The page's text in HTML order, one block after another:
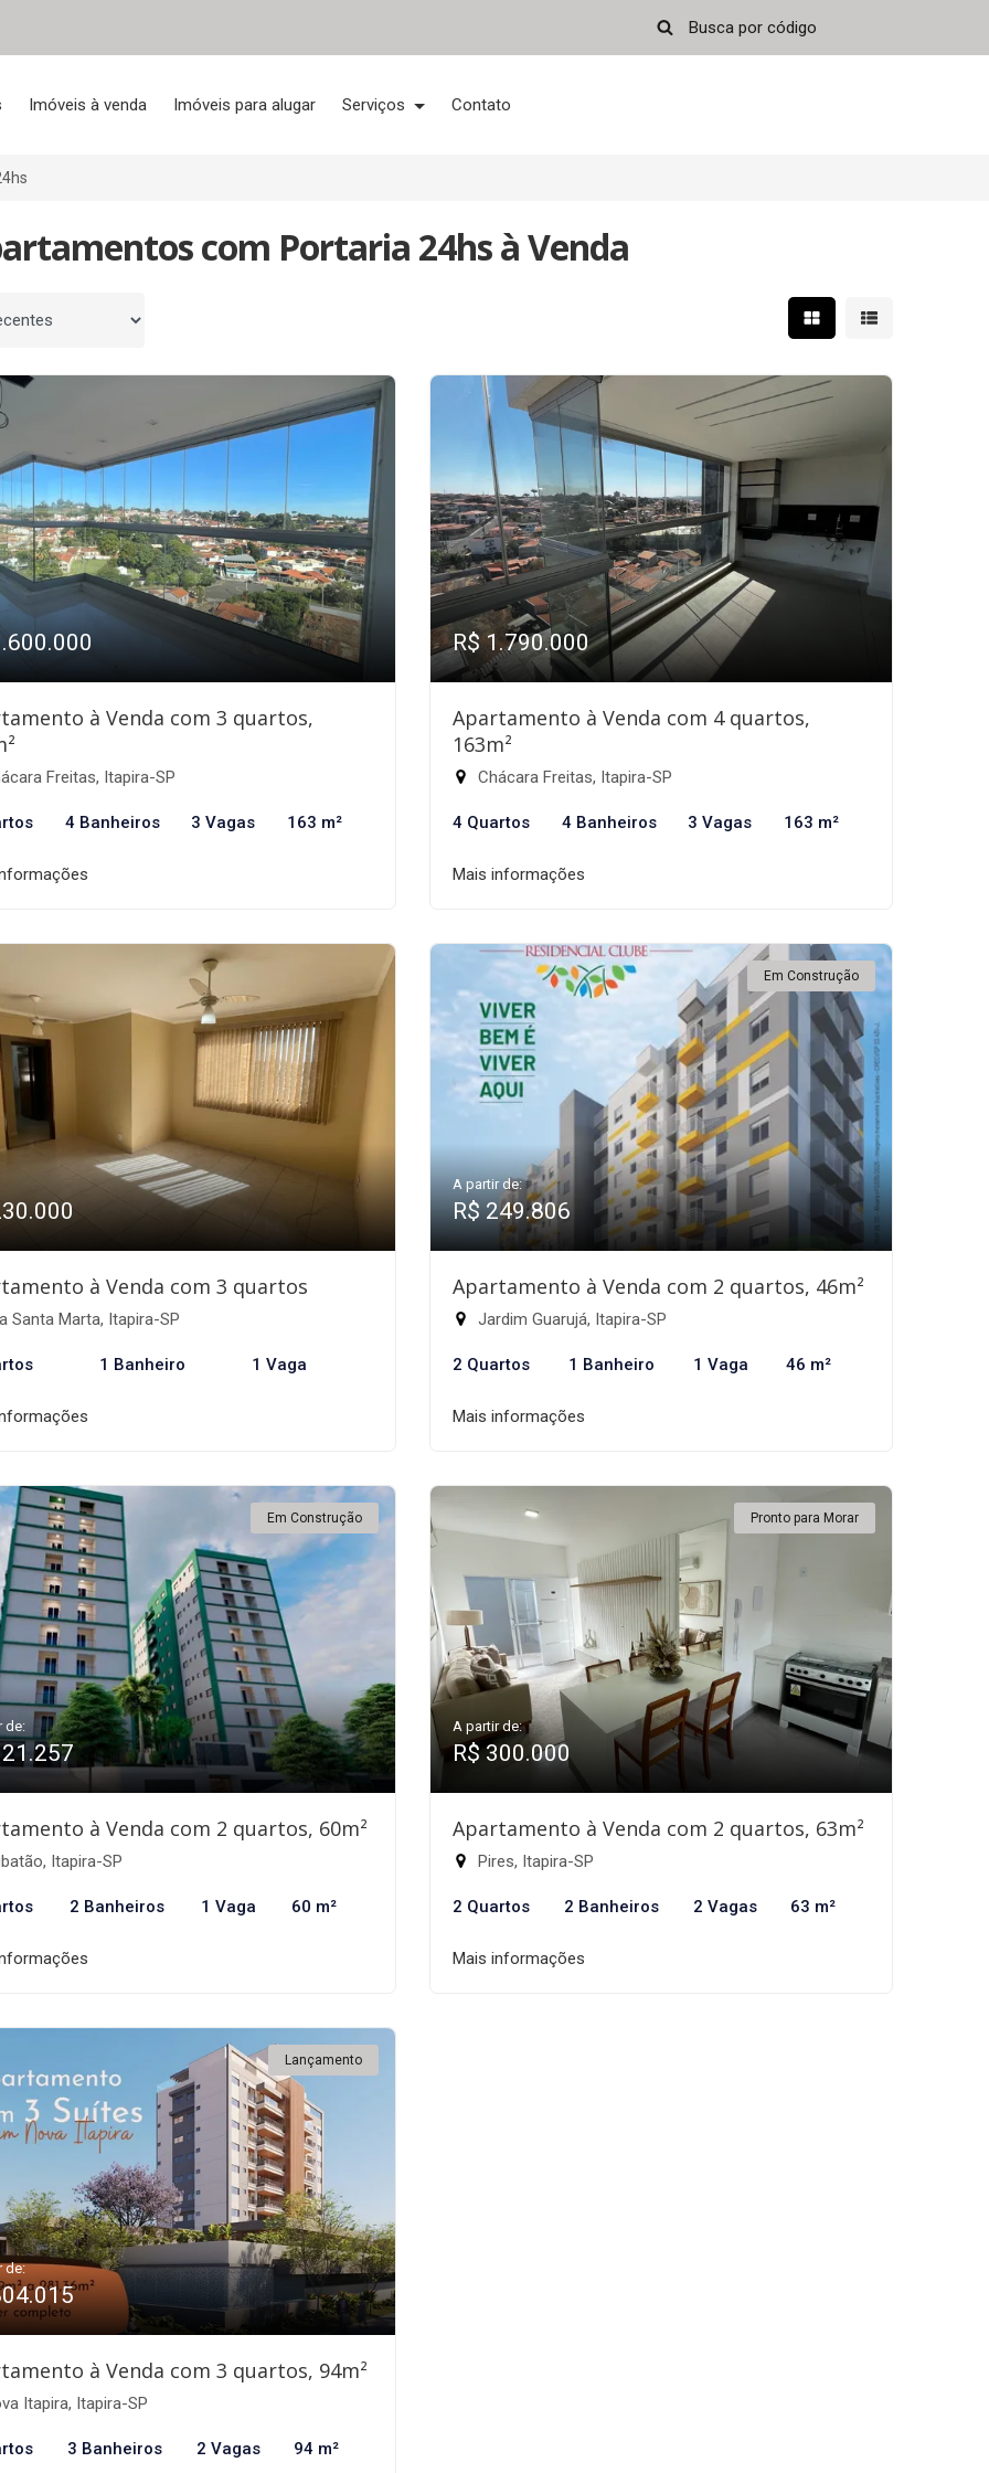
Imóveis à venda Imóveis para alugar Serviços Contato
com Portaria 24hs à Venda
Mostrar resultados em
Mostrar
à Venda com 3 quartos,
Freitas, Itapira-SP
4 Banheiros 3 Vagas 163 m²
R$ 1.790.000
Apartamento à Venda com 4 quartos,
163m²
Chácara Freitas, Itapira-SP
4 Quartos 4 Banheiros 3 Vagas 163 m²
Mais informações
à Venda com 3 quartos
Santa Marta, Itapira-SP
1 Banheiro 1 Vaga
Em Construção
A partir de:
R$ 249.806
Apartamento à Venda com 2 quartos, 46m²
Jardim Guarujá, Itapira-SP
2 Quartos 1 Banheiro 1 Vaga 46 m²
Mais informações
Em Construção
de:
à Venda com 2 quartos, 60m²
Itapira-SP
2 Banheiros 1 Vaga 60 m²
Pronto para Morar
A partir de:
R$ 300.000
Apartamento à Venda com 2 quartos, 63m²
Pires, Itapira-SP
2 Quartos 2 Banheiros 2 Vagas 63 m²
Mais informações
Lançamento
de:
à Venda com 3 quartos, 94m²
Itapira, Itapira-SP
3 Banheiros 2 Vagas 94 m²